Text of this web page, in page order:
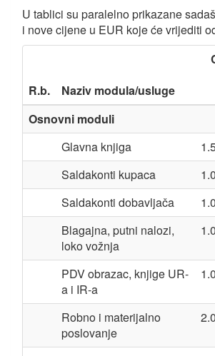
U tablici su paralelno prikazane
i nove cijene u EUR koje će vrijediti
R.b. Naziv modula/usluge
Osnovni moduli
Glavna knjiga
Saldakonti kupaca
Saldakonti dobavljača
Blagajna, putni nalozi,
loko vožnja
PDV obrazac, knjige UR-
a i IR-a
Robno i materijalno
poslovanje